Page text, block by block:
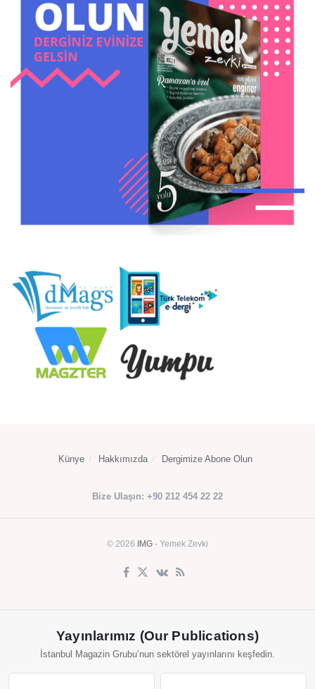
Künye Hakkımızda Dergimize Abone Olun
Bize Ulaşın: +90 212 454 22 22
© 2026 IMG - Yemek Zevki
Yayınlarımız (Our Publications)
İstanbul Magazin Grubu’nun sektörel yayınlarını keşfedin.